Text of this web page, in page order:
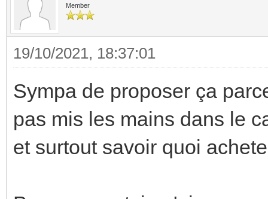
Member
19/10/2021, 18:37:01
Sympa de proposer ça
pas mis les mains dans le
et surtout savoir quoi